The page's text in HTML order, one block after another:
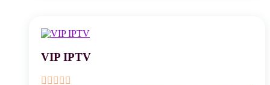
VIP IPTV